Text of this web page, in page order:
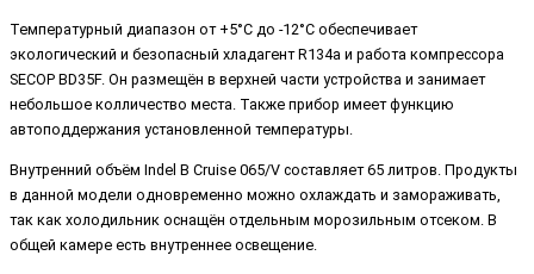
Температурный диапазон от +5°C до -12°C обеспечивает
экологический и безопасный хладагент R134a и работа компрессора
SECOP BD35F. Он размещён в верхней части устройства и занимает
небольшое колличество места. Также прибор имеет функцию
автоподдержания установленной температуры.
Внутренний объём Indel B Cruise 065/V составляет 65 литров. Продукты
в данной модели одновременно можно охлаждать и замораживать,
так как холодильник оснащён отдельным морозильным отсеком. В
общей камере есть внутреннее освещение.